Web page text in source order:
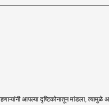
आपल्या दृष्टिकोनातून मांडला, त्यामुळे